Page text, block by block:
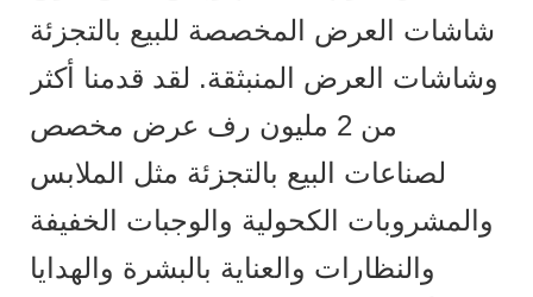
شاشات العرض المخصصة للبيع بالتجزئة
وشاشات العرض المنبثقة. لقد قدمنا ​​أكثر
من 2 مليون رف عرض مخصص
لصناعات البيع بالتجزئة مثل الملابس
والمشروبات الكحولية والوجبات الخفيفة
والنظارات والعناية بالبشرة والهدايا